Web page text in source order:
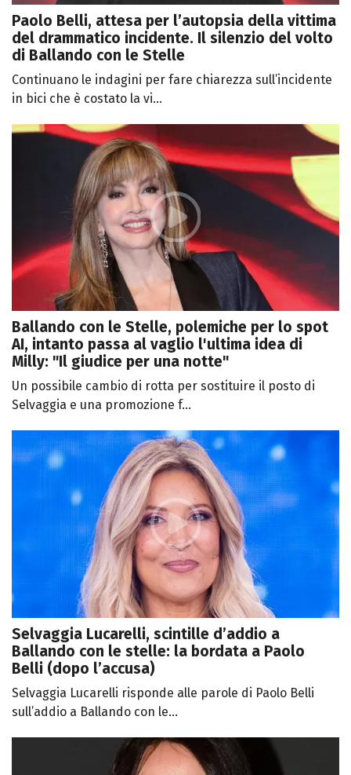
Paolo Belli, attesa per l’autopsia della vittima
del drammatico incidente. Il silenzio del volto
di Ballando con le Stelle
Continuano le indagini per fare chiarezza sull’incidente
in bici che è costato la vi...
Ballando con le Stelle, polemiche per lo spot
AI, intanto passa al vaglio l'ultima idea di
Milly: "Il giudice per una notte"
Un possibile cambio di rotta per sostituire il posto di
Selvaggia e una promozione f...
Selvaggia Lucarelli, scintille d’addio a
Ballando con le stelle: la bordata a Paolo
Belli (dopo l’accusa)
Selvaggia Lucarelli risponde alle parole di Paolo Belli
sull’addio a Ballando con le...